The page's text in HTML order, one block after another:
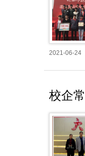
2021-06-24
校企